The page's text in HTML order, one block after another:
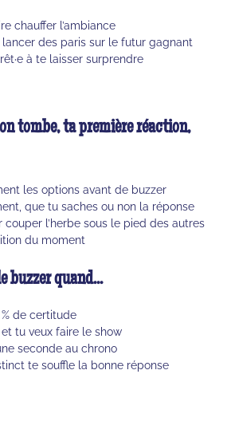
chauffer l’ambiance
des paris sur le futur gagnant
à te laisser surprendre
tombe, ta première réaction,
les options avant de buzzer
que tu saches ou non la réponse
couper l’herbe sous le pied des autres
du moment
buzzer quand...
de certitude
et tu veux faire le show
seconde au chrono
te souffle la bonne réponse